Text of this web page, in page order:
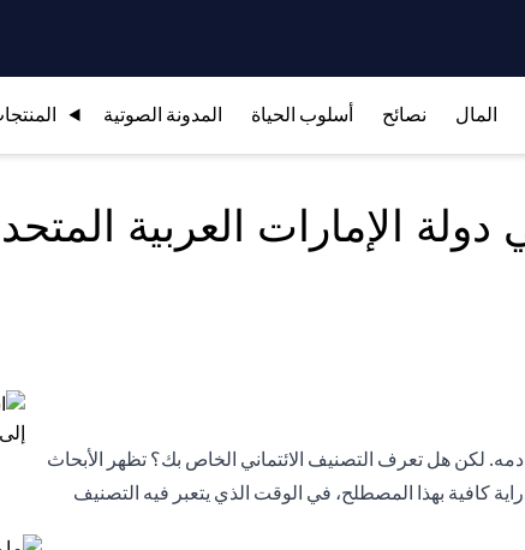
المال نصائح أسلوب الحياة المدونة الصوتية
الإمارات العربية
لكن هل تعرف التصنيف الائتماني الخاص بك؟ تظهر الأبحاث
كافية بهذا المصطلح، في الوقت الذي يتعبر فيه التصنيف